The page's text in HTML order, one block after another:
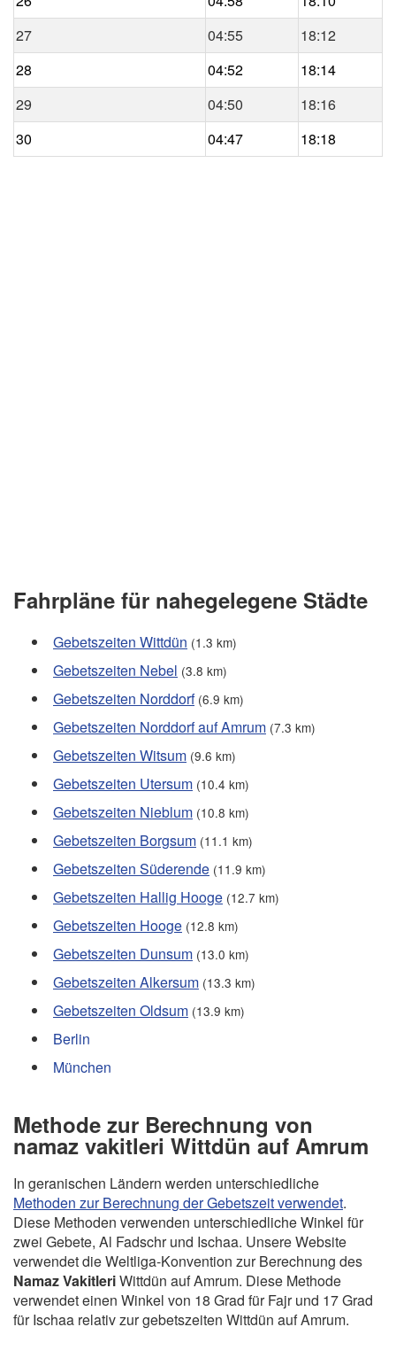
27
04:55
18:12
28
04:52
18:14
29
04:50
18:16
30
04:47 18:18
Fahrpläne für nahegelegene Städte
Gebetszeiten Wittdün (1.3 km)
Gebetszeiten Nebel (3.8 km)
Gebetszeiten Norddorf (6.9 km)
Gebetszeiten Norddorf auf Amrum (7.3 km)
Gebetszeiten Witsum (9.6 km)
Gebetszeiten Utersum (10.4 km)
Gebetszeiten Nieblum (10.8 km)
Gebetszeiten Borgsum (11.1 km)
Gebetszeiten Süderende (11.9 km)
Gebetszeiten Hallig Hooge (12.7 km)
Gebetszeiten Hooge (12.8 km)
Gebetszeiten Dunsum (13.0 km)
Gebetszeiten Alkersum (13.3 km)
Gebetszeiten Oldsum (13.9 km)
Berlin
München
Methode zur Berechnung von
namaz vakitleri Wittdün auf Amrum
In geranischen Ländern werden unterschiedliche
Methoden zur Berechnung der Gebetszeit verwendet.
Diese Methoden verwenden unterschiedliche Winkel für
zwei Gebete, Al Fadschr und Ischaa. Unsere Website
verwendet die Weltliga-Konvention zur Berechnung des
Namaz VakitleriWittdün auf Amrum. Diese Methode
verwendet einen Winkel von 18 Grad für Fajr und 17 Grad
für Ischaa relativ zur gebetszeiten Wittdün auf Amrum.